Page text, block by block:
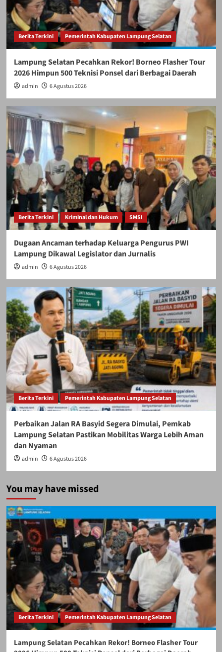
Berita Terkini Pemerintah Kabupaten Lampung Selatan
Lampung Selatan Pecahkan Rekor! Borneo Flasher Tour
2026 Himpun 500 Teknisi Ponsel dari Berbagai Daerah
admin 6 Agustus 2026
Berita Terkini Kriminal dan Hukum SMSI
Dugaan Ancaman terhadap Keluarga Pengurus PWI
Lampung Dikawal Legislator dan Jurnalis
admin 6 Agustus 2026
Berita Terkini Pemerintah Kabupaten Lampung Selatan
Perbaikan Jalan RA Basyid Segera Dimulai, Pemkab
Lampung Selatan Pastikan Mobilitas Warga Lebih Aman
dan Nyaman
admin 6 Agustus 2026
You may have missed
Berita Terkini Pemerintah Kabupaten Lampung Selatan
Lampung Selatan Pecahkan Rekor! Borneo Flasher Tour